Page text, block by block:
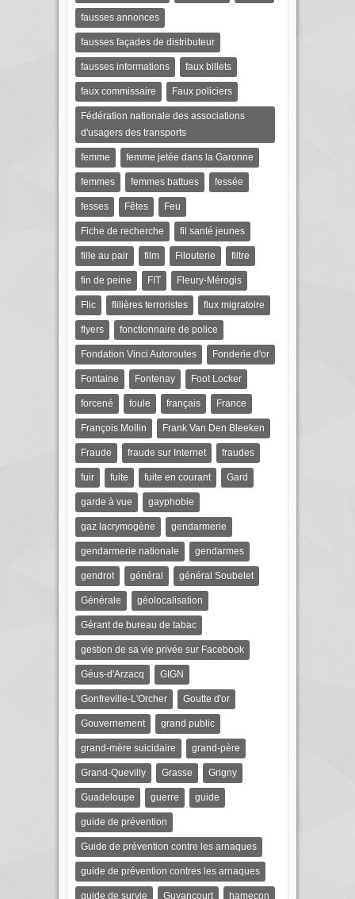
fausses annonces
fausses façades de distributeur
fausses informations faux billets
faux commissaire Faux policiers
Fédération nationale des associations
d'usagers des transports
femme femme jetée dans la Garonne
femmes femmes battues fessée
fesses Fêtes Feu
Fiche de recherche fil santé jeunes
fille au pair film Filouterie filtre
fin de peine FIT Fleury-Mérogis
Flic flilières terroristes flux migratoire
flyers fonctionnaire de police
Fondation Vinci Autoroutes Fonderie d'or
Fontaine Fontenay Foot Locker
forcené foule français France
François Mollin Frank Van Den Bleeken
Fraude fraude sur Internet fraudes
fuir fuite fuite en courant Gard
garde à vue gayphobie
gaz lacrymogène gendarmerie
gendarmerie nationale gendarmes
gendrot général général Soubelet
Générale géolocalisation
Gérant de bureau de tabac
gestion de sa vie privée sur Facebook
Géus-d'Arzacq GIGN
Gonfreville-L'Orcher Goutte d'or
Gouvernement grand public
grand-mère suicidaire grand-père
Grand-Quevilly Grasse Grigny
Guadeloupe guerre guide
guide de prévention
Guide de prévention contre les arnaques
guide de prévention contres les arnaques
guide de survie Guyancourt hameçon